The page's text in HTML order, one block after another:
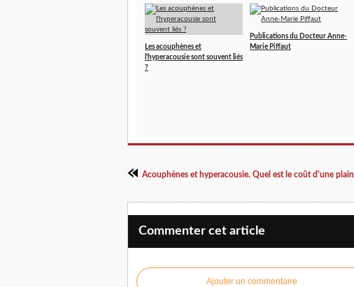
Les acouphènes et
l'hyperacousie sont souvent liés
?
Publications du Docteur Anne-
Marie Piffaut
Commenter cet article
Ajouter un commentaire